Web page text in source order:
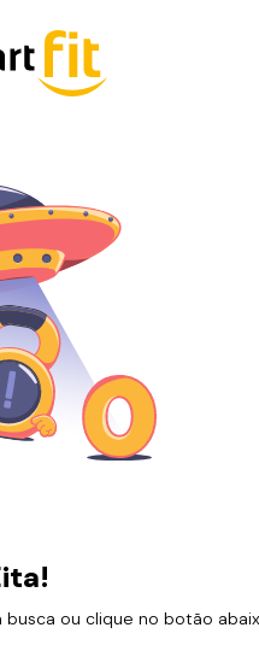
ou clique no botão